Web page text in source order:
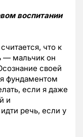
воспитании
что к
— мальчик он
своей
фундаментом
если я даже
и
речь, если у